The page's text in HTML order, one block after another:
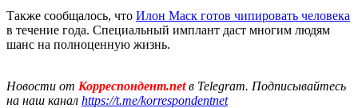
Также сообщалось, что Илон Маск готов чипировать человека
в течение года. Специальный имплант даст многим людям
шанс на полноценную жизнь.
Новости от Корреспондент.netв Telegram. Подписывайтесь
на наш канал https://t.me/korrespondentnet